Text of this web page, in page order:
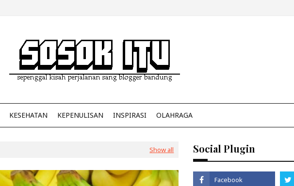
KESEHATAN KEPENULISAN INSPIRASI OLAHRAGA
Show all Social Plugin